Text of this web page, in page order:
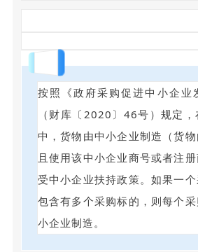
按照《政府采购促进中小企业
（财库〔2020〕46号）规定
中，货物由中小企业制造（货
且使用该中小企业商号或者注
受中小企业扶持政策。如果一
包含有多个采购标的，则每个
小企业制造。